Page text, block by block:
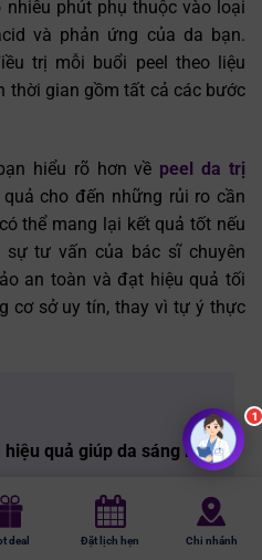
phút phụ thuộc vào loại
và phản ứng của da bạn.
trị mỗi buổi peel theo liệu
thời gian gồm tất cả các bước
hiểu rõ hơn về peel da trị
cho đến những rủi ro cần
thể mang lại kết quả tốt nếu
tư vấn của bác sĩ chuyên
an toàn và đạt hiệu quả tối
cơ sở uy tín, thay vì tự ý thực
hiệu quả giúp da sáng mịn
hết không? Cách trị
deal Đặt lịch hẹn Chi nhánh
1